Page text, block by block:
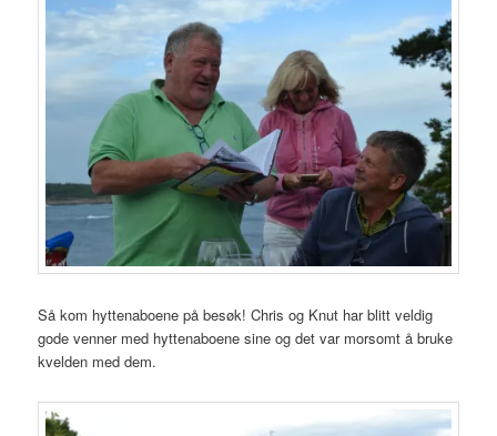
Så kom hyttenaboene på besøk! Chris og Knut har blitt veldig
gode venner med hyttenaboene sine og det var morsomt å bruke
kvelden med dem.